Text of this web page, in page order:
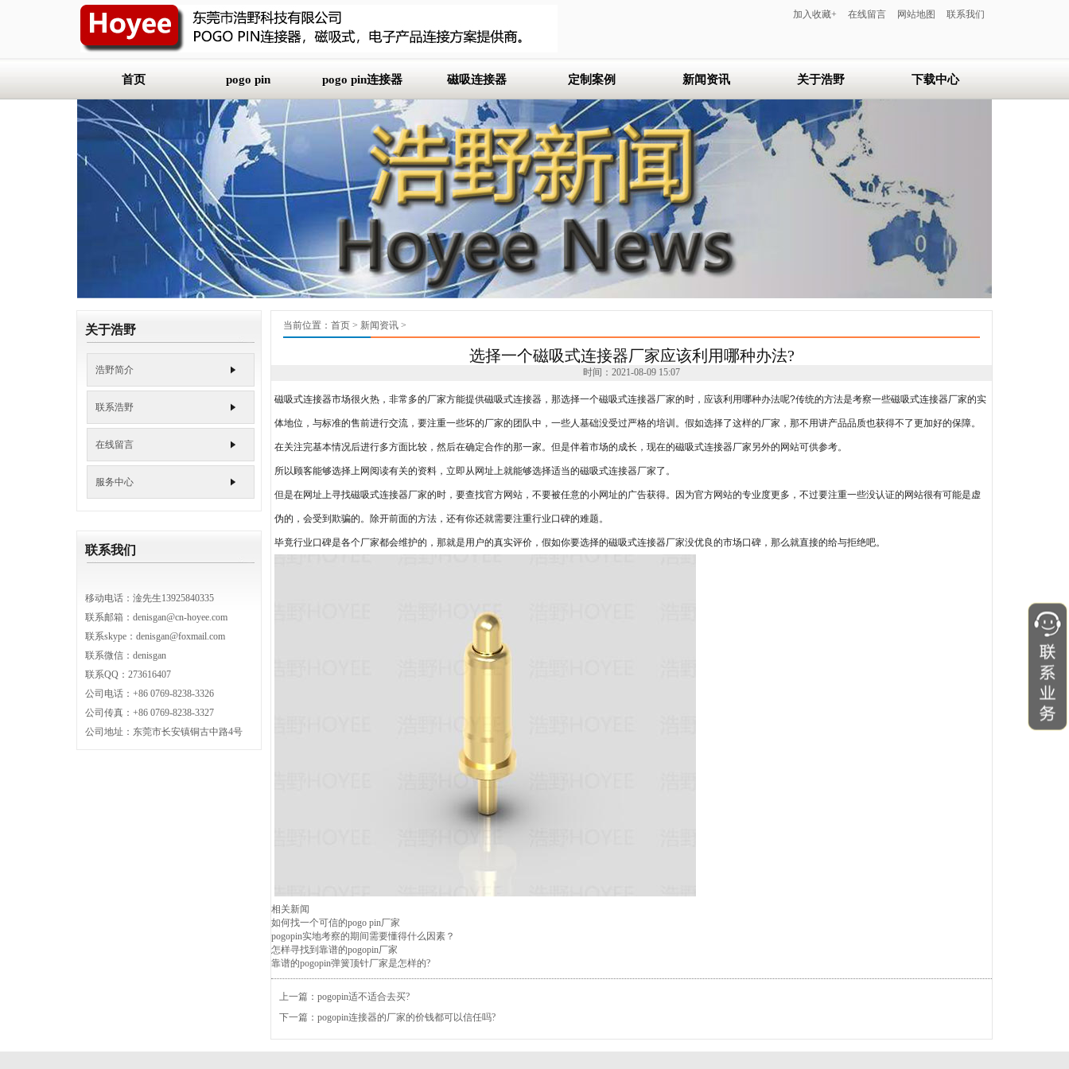
加入收藏+ 在线留言 网站地图 联系我们
首页 pogo pin
平底式（SMT）
插板式（DIP）
折弯式
双头式
焊线式
pogo pin连接器
2.0mm间距
2.54mm间距
3.0mm间距
3.5mm间距
4.0mm间距
5.08mm间距
7.0mm间距
磁吸连接器 定制案例
定制pogo pin
定制磁吸连接器
定制pogo pin连接器
新闻资讯 关于浩野
浩野简介
联系浩野
下载中心
关于浩野
浩野简介
联系浩野
在线留言
服务中心
联系我们
移动电话：淦先生13925840335
联系邮箱： denisgan@cn-hoyee.com
联系skype：denisgan@foxmail.com
联系微信：denisgan
联系QQ：273616407
公司电话：+86 0769-8238-3326
公司传真：+86 0769-8238-3327
公司地址：东莞市长安镇铜古中路4号
当前位置： 首页 > 新闻资讯 >
选择一个磁吸式连接器厂家应该利用哪种办法?
时间：2021-08-09 15:07
磁吸式连接器市场很火热，非常多的厂家方能提供磁吸式连接器，那选择一个磁吸式连接器厂家的时，应该利用哪种办法呢?传统的方法是考察一些磁吸式连接器厂家的实
体地位，与标准的售前进行交流，要注重一些坏的厂家的团队中，一些人基础没受过严格的培训。假如选择了这样的厂家，那不用讲产品品质也获得不了更加好的保障。
在关注完基本情况后进行多方面比较，然后在确定合作的那一家。但是伴着市场的成长，现在的磁吸式连接器厂家另外的网站可供参考。
所以顾客能够选择上网阅读有关的资料，立即从网址上就能够选择适当的磁吸式连接器厂家了。
但是在网址上寻找磁吸式连接器厂家的时，要查找官方网站，不要被任意的小网址的广告获得。因为官方网站的专业度更多，不过要注重一些没认证的网站很有可能是虚
伪的，会受到欺骗的。除开前面的方法，还有你还就需要注重行业口碑的难题。
毕竟行业口碑是各个厂家都会维护的，那就是用户的真实评价，假如你要选择的磁吸式连接器厂家没优良的市场口碑，那么就直接的给与拒绝吧。
相关新闻
如何找一个可信的pogo pin厂家
pogopin实地考察的期间需要懂得什么因素？
怎样寻找到靠谱的pogopin厂家
靠谱的pogopin弹簧顶针厂家是怎样的?
上一篇： pogopin适不适合去买?
下一篇： pogopin连接器的厂家的价钱都可以信任吗?